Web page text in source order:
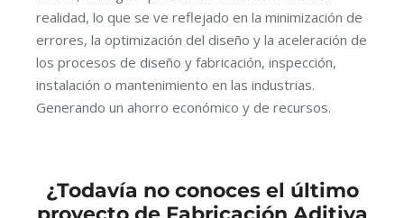
realidad, lo que se ve reflejado en la minimización de
errores, la optimización del diseño y la aceleración de
los procesos de diseño y fabricación, inspección,
instalación o mantenimiento en las industrias.
Generando un ahorro económico y de recursos.
¿Todavía no conoces el último